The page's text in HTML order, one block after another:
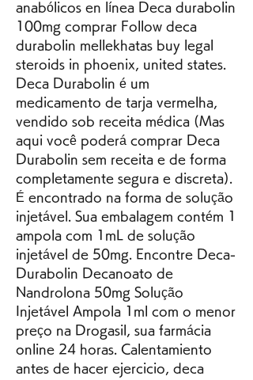
anabólicos en línea Deca durabolin
100mg comprar Follow deca
durabolin mellekhatas buy legal
steroids in phoenix, united states.
Deca Durabolin é um
medicamento de tarja vermelha,
vendido sob receita médica (Mas
aqui você poderá comprar Deca
Durabolin sem receita e de forma
completamente segura e discreta).
É encontrado na forma de solução
injetável. Sua embalagem contém 1
ampola com 1mL de solução
injetável de 50mg. Encontre Deca-
Durabolin Decanoato de
Nandrolona 50mg Solução
Injetável Ampola 1ml com o menor
preço na Drogasil, sua farmácia
online 24 horas. Calentamiento
antes de hacer ejercicio, deca